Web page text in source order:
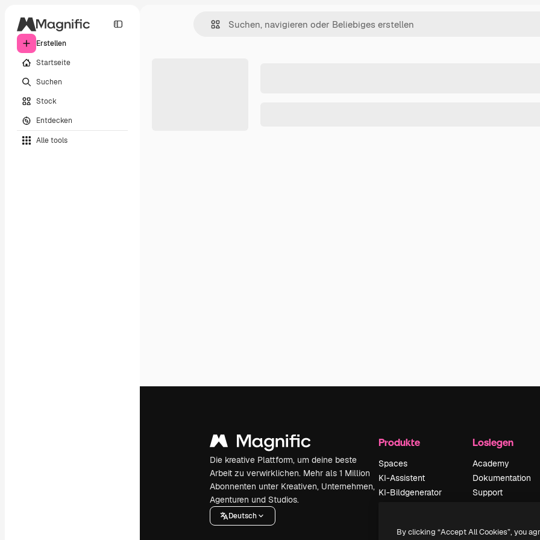
Erstellen
Startseite
Suchen
Stock
Entdecken
Alle tools
Die kreative Plattform, um deine beste
Arbeit zu verwirklichen. Mehr als 1 Million
Abonnenten unter Kreativen, Unternehmen,
Agenturen und Studios.
Deutsch
Produkte
Spaces
KI-Assistent
KI-Bildgenerator
Stimmengenerator
Loslegen
Academy
Dokumentation
Support
Originale Neu
By clicking “Accept All Cookies”, you